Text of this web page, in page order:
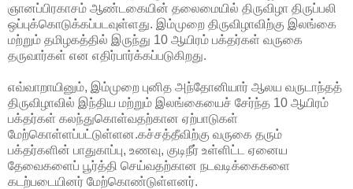
ஞானப்பிரகாசம் ஆண்டகையின் தலைமையில் திருவிழா திருப்பலி
ஒப்புக்கொடுக்கப்படவுள்ளது. இம்முறை திருவிழாவிற்கு இலங்கை
மற்றும் தமிழகத்தில் இருந்து 10 ஆயிரம் பக்தர்கள் வருகை
தருவார்கள் என எதிர்பார்க்கப்படுகிறது.
எவ்வாறாயினும், இம்முறை புனித அந்தோனியார் ஆலய வருடாந்தத்
திருவிழாவில் இந்திய மற்றும் இலங்கையைச் சேர்ந்த 10 ஆயிரம்
பக்தர்கள் கலந்துகொள்வதற்கான ஏற்பாடுகள்
மேற்கொள்ளப்பட்டுள்ளன.கச்சத்தீவிற்கு வருகை தரும்
பக்தர்களின் பாதுகாப்பு, உணவு, குடிநீர் உள்ளிட்ட ஏனைய
தேவைகளைப் பூர்த்தி செய்வதற்கான நடவடிக்கைகளை
கடற்படையினர் மேற்கொண்டுள்ளனர்.